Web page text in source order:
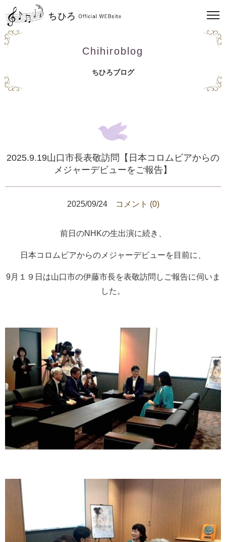
Chihiroblog
ちひろブログ
2025.9.19山口市長表敬訪問【日本コロムビアからの
メジャーデビューをご報告】
2025/09/24 コメント (0)
前日のNHKの生出演に続き、
日本コロムビアからのメジャーデビューを目前に、
9月１９日は山口市の伊藤市長を表敬訪問しご報告に伺いま
した。